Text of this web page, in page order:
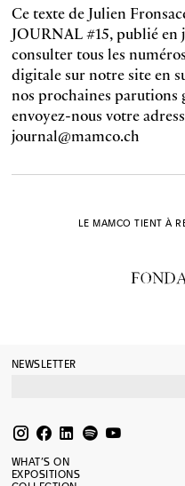
Ce texte de Julien
JOURNAL #15, publié en
consulter tous les
digitale sur notre site en
nos prochaines
envoyez-nous votre
journal@mamco.ch
LE MAMCO TIENT À
NEWSLETTER
WHAT’S ON
EXPOSITIONS